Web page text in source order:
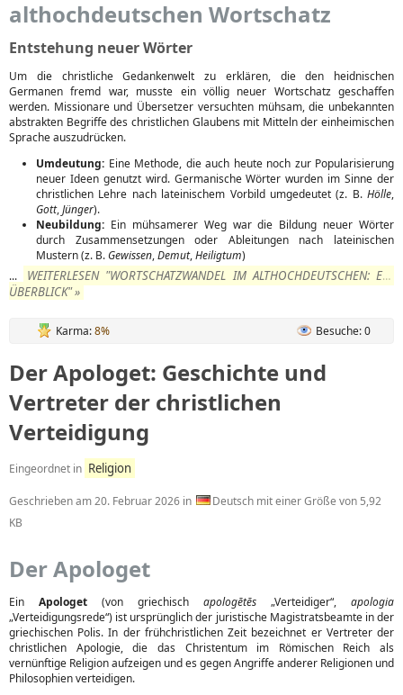
althochdeutschen Wortschatz
Entstehung neuer Wörter
Um die christliche Gedankenwelt zu erklären, die den heidnischen
Germanen fremd war, musste ein völlig neuer Wortschatz geschaffen
werden. Missionare und Übersetzer versuchten mühsam, die unbekannten
abstrakten Begriffe des christlichen Glaubens mit Mitteln der einheimischen
Sprache auszudrücken.
Umdeutung: Eine Methode, die auch heute noch zur Popularisierung
neuer Ideen genutzt wird. Germanische Wörter wurden im Sinne der
christlichen Lehre nach lateinischem Vorbild umgedeutet (z. B. Hölle,
Gott,Jünger).
Neubildung: Ein mühsamerer Weg war die Bildung neuer Wörter
durch Zusammensetzungen oder Ableitungen nach lateinischen
Mustern (z. B.Gewissen,Demut,Heiligtum)
...
WEITERLESEN "WORTSCHATZWANDEL IM ALTHOCHDEUTSCHEN: EIN
ÜBERBLICK" »
Karma:8% Besuche: 0
Der Apologet: Geschichte und
Vertreter der christlichen
Verteidigung
Eingeordnet in Religion
Geschrieben am20. Februar 2026 in
Deutsch mit einer Größe von 5,92
KB
Der Apologet
Ein Apologet (von griechisch apologētēs „Verteidiger“, apologia
„Verteidigungsrede“) ist ursprünglich der juristische Magistratsbeamte in der
griechischen Polis. In der frühchristlichen Zeit bezeichnet er Vertreter der
christlichen Apologie, die das Christentum im Römischen Reich als
vernünftige Religion aufzeigen und es gegen Angriffe anderer Religionen und
Philosophien verteidigen.